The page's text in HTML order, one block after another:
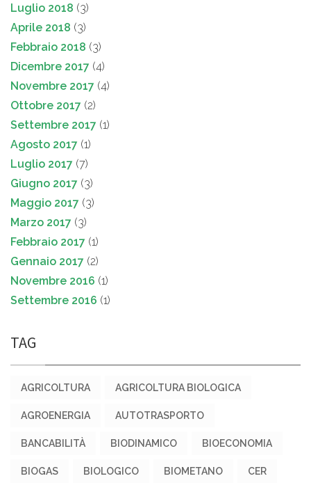
Luglio 2018 (3)
Aprile 2018 (3)
Febbraio 2018 (3)
Dicembre 2017 (4)
Novembre 2017 (4)
Ottobre 2017 (2)
Settembre 2017 (1)
Agosto 2017 (1)
Luglio 2017 (7)
Giugno 2017 (3)
Maggio 2017 (3)
Marzo 2017 (3)
Febbraio 2017 (1)
Gennaio 2017 (2)
Novembre 2016 (1)
Settembre 2016 (1)
TAG
AGRICOLTURA AGRICOLTURA BIOLOGICA
AGROENERGIA AUTOTRASPORTO
BANCABILITÀ BIODINAMICO BIOECONOMIA
BIOGAS BIOLOGICO BIOMETANO CER